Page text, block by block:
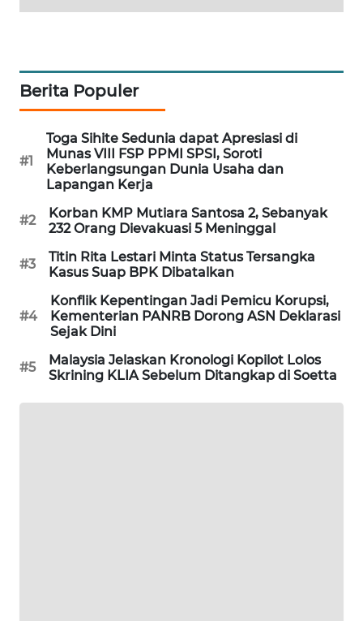
Berita Populer
#1
Toga Sihite Sedunia dapat Apresiasi di
Munas VIII FSP PPMI SPSI, Soroti
Keberlangsungan Dunia Usaha dan
Lapangan Kerja
#2
Korban KMP Mutiara Santosa 2, Sebanyak
232 Orang Dievakuasi 5 Meninggal
#3
Titin Rita Lestari Minta Status Tersangka
Kasus Suap BPK Dibatalkan
#4
Konflik Kepentingan Jadi Pemicu Korupsi,
Kementerian PANRB Dorong ASN Deklarasi
Sejak Dini
#5
Malaysia Jelaskan Kronologi Kopilot Lolos
Skrining KLIA Sebelum Ditangkap di Soetta
PLN
MKLI
LKKI
KOPEKLIN
PORTAL
KONSUMEN
FORWAMKI
ALPERKLINAS